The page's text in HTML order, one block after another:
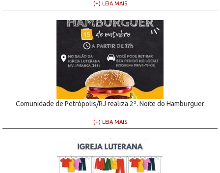
(+) LEIA MAIS
Comunidade de Petrópolis/RJ realiza 2ª. Noite do Hamburguer
(+) LEIA MAIS